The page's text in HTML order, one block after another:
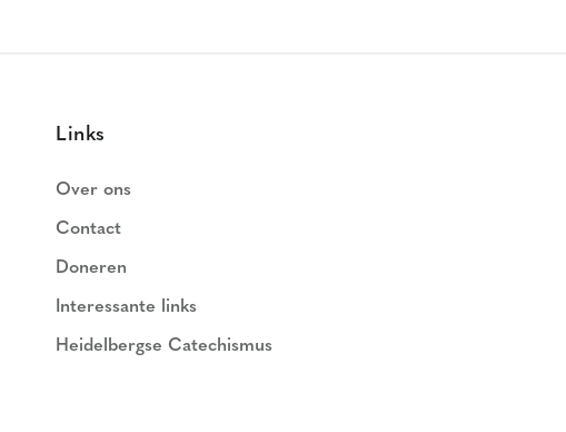
Links
Over ons
Contact
Doneren
Interessante links
Heidelbergse Catechismus